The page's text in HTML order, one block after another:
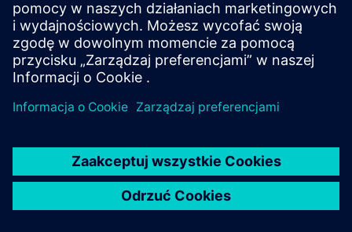
SITRANS LH100
Reliably measure hydrostatic pressure in basins,
canals, and dams. This well probe features a durable
stainless steel housing and ceramic membrane.